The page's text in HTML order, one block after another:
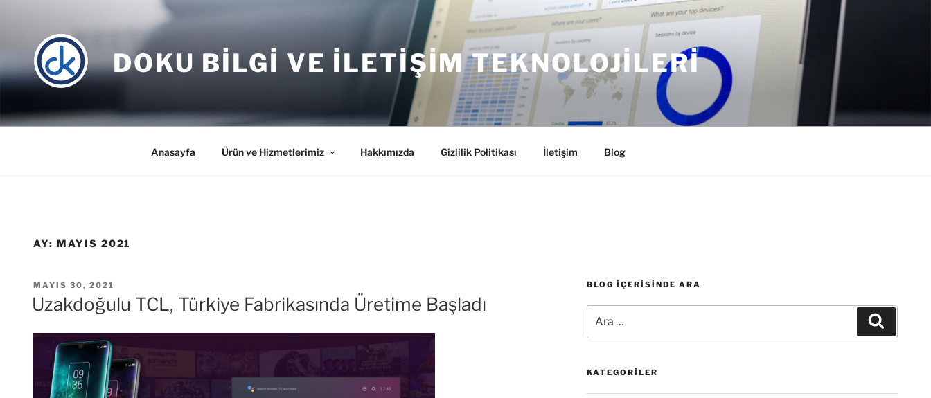
DOKU BILGI VE İLETIŞIM TEKNOLOJILERI
Anasayfa Ürün ve Hizmetlerimiz Hakkımızda Gizlilik Politikası İletişim Blog
AY: MAYIS 2021
YAYIM
TARIHI
MAYIS 30, 2021
Uzakdoğulu TCL, Türkiye Fabrikasında Üretime Başladı
BLOG İÇERISINDE ARA
KATEGORILER